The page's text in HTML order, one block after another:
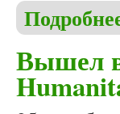
Вышел в